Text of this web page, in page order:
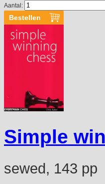
Aantal:
Simple
sewed, 143 pp